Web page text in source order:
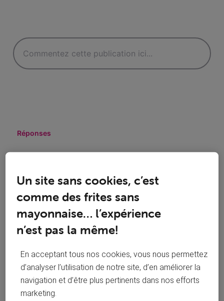
Réponses
Oldest First
Selected
Oldest
First
Promeneur •17 messages
j ai bien couper la box électriquement bouton et prise les
Un site sans cookies, c’est
comme des frites sans
mayonnaise… l’expérience
n’est pas la même!
En acceptant tous nos cookies, vous nous permettez
d’analyser l’utilisation de notre site, d’en améliorer la
navigation et d’être plus pertinents dans nos efforts
marketing.